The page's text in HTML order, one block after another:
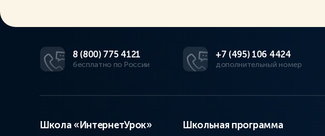
8 (800) 775 4121
бесплатно по России
+7 (495) 106 4424
дополнительный номер
Школа «ИнтернетУрок» Школьная программа